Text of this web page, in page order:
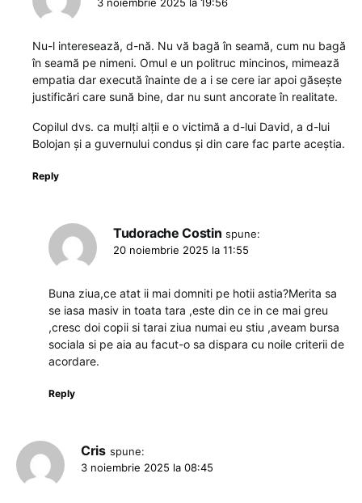
Nu-l interesează, d-nă. Nu vă bagă în seamă, cum nu bagă
în seamă pe nimeni. Omul e un politruc mincinos, mimează
empatia dar execută înainte de a i se cere iar apoi găsește
justificări care sună bine, dar nu sunt ancorate în realitate.
Copilul dvs. ca mulți alții e o victimă a d-lui David, a d-lui
Bolojan și a guvernului condus și din care fac parte aceștia.
Reply
Tudorache Costin spune:
20 noiembrie 2025 la 11:55
Buna ziua,ce atat ii mai domniti pe hotii astia?Merita sa
se iasa masiv in toata tara ,este din ce in ce mai greu
,cresc doi copii si tarai ziua numai eu stiu ,aveam bursa
sociala si pe aia au facut-o sa dispara cu noile criterii de
acordare.
Reply
Cris spune:
3 noiembrie 2025 la 08:45